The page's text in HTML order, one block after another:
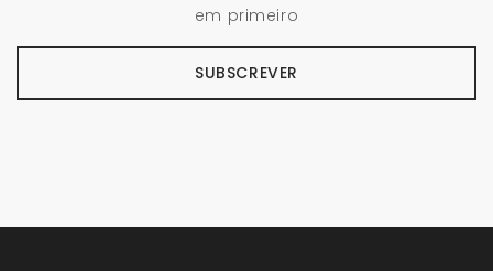
em primeiro
SUBSCREVER